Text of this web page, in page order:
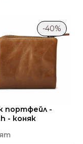
-40%
портфейл -
- коняк